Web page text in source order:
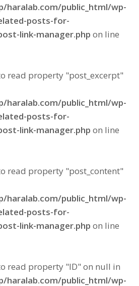
haralab.com/public_html/wp-
posts-for-
link-manager.php on line
read property "post_excerpt"
haralab.com/public_html/wp-
posts-for-
link-manager.php on line
read property "post_content"
haralab.com/public_html/wp-
posts-for-
link-manager.php on line
read property "ID" on null in
haralab.com/public_html/wp-